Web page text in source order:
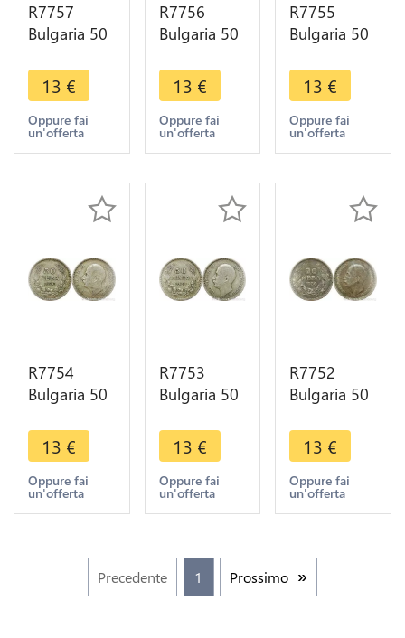
R7757
Bulgaria 50
III 1930 BP
Silver ->
Make offer
13 €
Oppure fai
un'offerta
R7756
Bulgaria 50
III 1930 BP
Silver ->
Make offer
13 €
Oppure fai
un'offerta
R7755
Bulgaria 50
III 1930 BP
Silver ->
Make offer
13 €
Oppure fai
un'offerta
R7754
Bulgaria 50
III 1930 BP
Silver ->
Make offer
13 €
Oppure fai
un'offerta
R7753
Bulgaria 50
III 1930 BP
Silver ->
Make offer
13 €
Oppure fai
un'offerta
R7752
Bulgaria 50
III 1930 BP
Silver ->
Make offer
13 €
Oppure fai
un'offerta
Precedente 1 Prossimo